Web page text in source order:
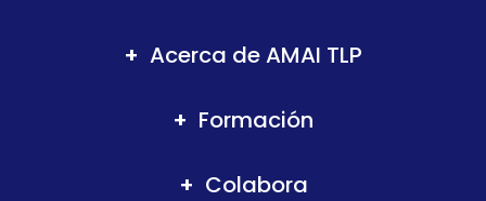
Acerca de AMAI TLP
Formación
Colabora